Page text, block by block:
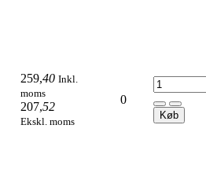
259,40 Inkl.
moms
207,52
Ekskl. moms
0
Køb